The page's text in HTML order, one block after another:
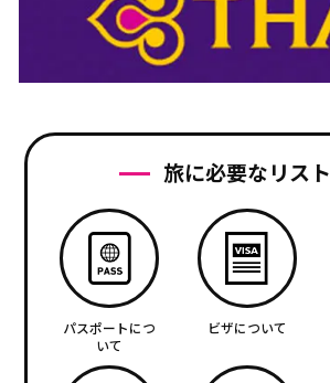
旅に必要なリスト
パスポートにつ
いて
ビザについて